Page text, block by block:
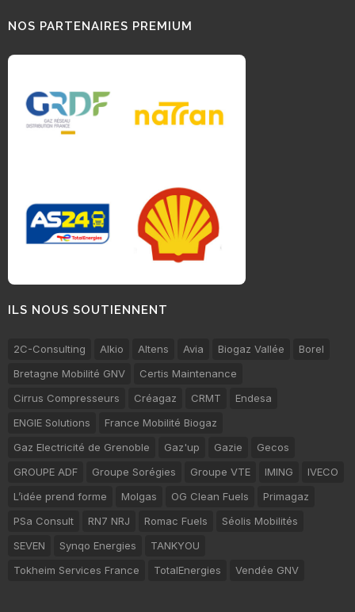
NOS PARTENAIRES PREMIUM
ILS NOUS SOUTIENNENT
2C-Consulting Alkio Altens Avia Biogaz Vallée
Borel
Bretagne Mobilité GNV
Certis Maintenance
Cirrus Compresseurs
Créagaz CRMT
Endesa
ENGIE Solutions
France Mobilité Biogaz
Gaz Electricité de Grenoble
Gaz'up Gazie
Gecos
GROUPE ADF
Groupe Sorégies Groupe VTE IMING
IVECO
L’idée prend forme
Molgas OG Clean Fuels
Primagaz
PSa Consult
RN7 NRJ Romac Fuels
Séolis Mobilités
SEVEN
Synqo Energies
TANKYOU
Tokheim Services France
TotalEnergies Vendée GNV